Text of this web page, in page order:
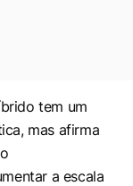
tem um
mas afirma
a escala